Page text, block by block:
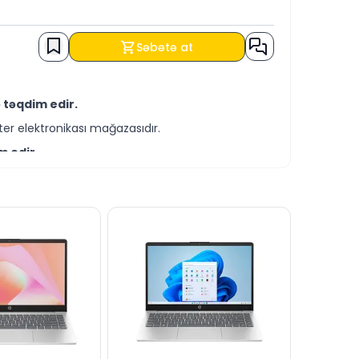
Səbətə at
təqdim edir.
elektronikası mağazasıdır.
edir.
əldə edə bilərsiniz.